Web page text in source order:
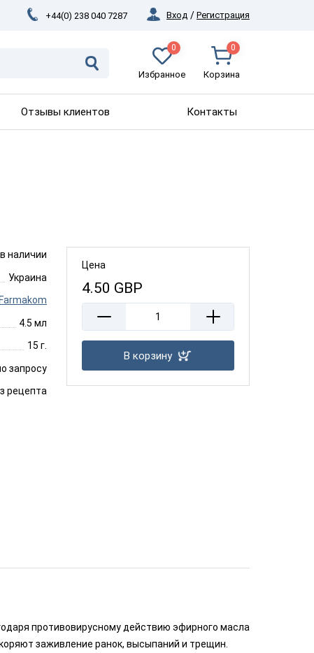
+44(0) 238 040 7287 Вход / Регистрация
0
Избранное
0
Корзина
Отзывы клиентов Контакты
наличии
Украина
Farmakom
4.5 мл
15 г.
запросу
рецепта
Цена
4.50 GBP
В корзину
противовирусному действию эфирного масла
заживление ранок, высыпаний и трещин.